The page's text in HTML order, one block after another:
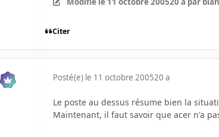
Citer
Posté(e) le 11 octobre 200520 a
Le poste au dessus résume bien la
Maintenant, il faut savoir que acer n'a